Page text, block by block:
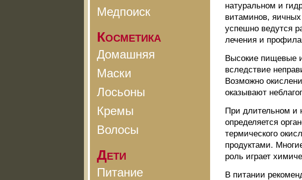
Медпоиск
Косметика
Домашняя
Маски
Лосьоны
Кремы
Волосы
Дети
Питание
натуральном и
витаминов,
успешно ведутся
лечения и
Высокие пищевые
вследствие
Возможно
оказывают
При длительном и
определяется
термического
продуктами.
роль играет
В питании